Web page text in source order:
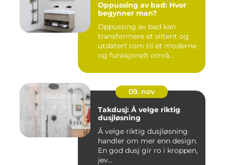
Oppussing av bad: Hvor
begynner man?
Oppussing av bad kan
transformere et slitent og
utdatert rom til et moderne
og funksjonelt områ...
09. nov
Takdusj: Å velge riktig
dusjløsning
Å velge riktig dusjløsning
handler om mer enn design.
En god dusj gir ro i kroppen,
jev...